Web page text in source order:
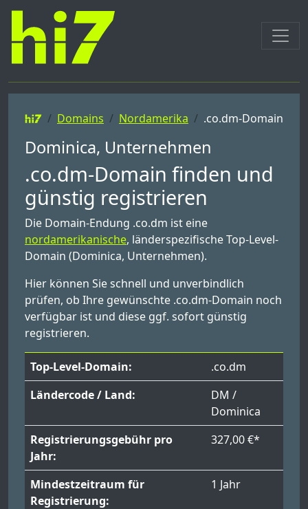
Domains Nordamerika .co.dm-Domain
Dominica, Unternehmen
.co.dm-Domain finden und
günstig registrieren
Die Domain-Endung .co.dm ist eine
nordamerikanische, länderspezifische Top-Level-
Domain (Dominica, Unternehmen).
Hier können Sie schnell und unverbindlich
prüfen, ob Ihre gewünschte .co.dm-Domain noch
verfügbar ist und diese ggf. sofort günstig
registrieren.
Top-Level-Domain:
.co.dm
Ländercode / Land:
DM /
Dominica
Registrierungsgebühr pro
Jahr:
327,00 €*
Mindestzeitraum für
Registrierung:
1 Jahr